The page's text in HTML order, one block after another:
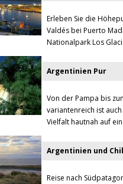
Erleben Sie die
Valdés bei Puerto
Nationalpark Los
Argentinien Pur
Von der Pampa bis
variantenreich ist
Vielfalt hautnah auf
Argentinien und
Reise nach